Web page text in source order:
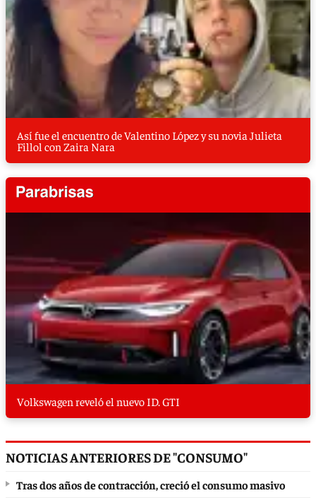
Así fue el encuentro de Valentino López y su novia Julieta
Fillol con Zaira Nara
Volkswagen reveló el nuevo ID. GTI
NOTICIAS ANTERIORES DE "CONSUMO"
Tras dos años de contracción, creció el consumo masivo